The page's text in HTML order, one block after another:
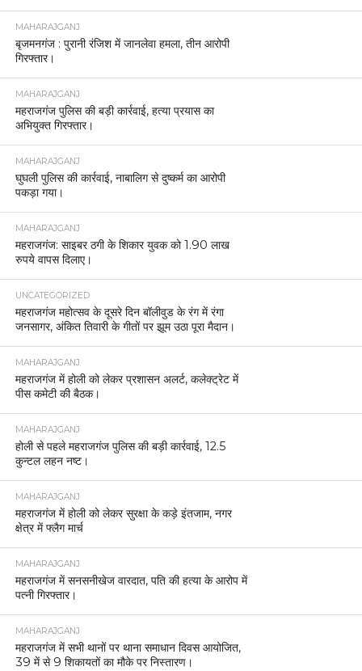
MAHARAJGANJ
बृजमनगंज : पुरानी रंजिश में जानलेवा हमला, तीन आरोपी
गिरफ्तार।
MAHARAJGANJ
महराजगंज पुलिस की बड़ी कार्रवाई, हत्या प्रयास का
अभियुक्त गिरफ्तार।
MAHARAJGANJ
घुघली पुलिस की कार्रवाई, नाबालिग से दुष्कर्म का आरोपी
पकड़ा गया।
MAHARAJGANJ
महराजगंज: साइबर ठगी के शिकार युवक को 1.90 लाख
रुपये वापस दिलाए।
UNCATEGORIZED
महराजगंज महोत्सव के दूसरे दिन बॉलीवुड के रंग में रंगा
जनसागर, अंकित तिवारी के गीतों पर झूम उठा पूरा मैदान।
MAHARAJGANJ
महराजगंज में होली को लेकर प्रशासन अलर्ट, कलेक्ट्रेट में
पीस कमेटी की बैठक।
MAHARAJGANJ
होली से पहले महराजगंज पुलिस की बड़ी कार्रवाई, 12.5
कुन्टल लहन नष्ट।
MAHARAJGANJ
महराजगंज में होली को लेकर सुरक्षा के कड़े इंतजाम, नगर
क्षेत्र में फ्लैग मार्च
MAHARAJGANJ
महराजगंज में सनसनीखेज वारदात, पति की हत्या के आरोप में
पत्नी गिरफ्तार।
MAHARAJGANJ
महराजगंज में सभी थानों पर थाना समाधान दिवस आयोजित,
39 में से 9 शिकायतों का मौके पर निस्तारण।